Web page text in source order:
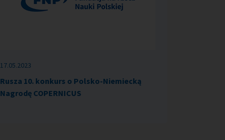
17.05.2023
Rusza 10. konkurs o Polsko-Niemiecką
Nagrodę COPERNICUS